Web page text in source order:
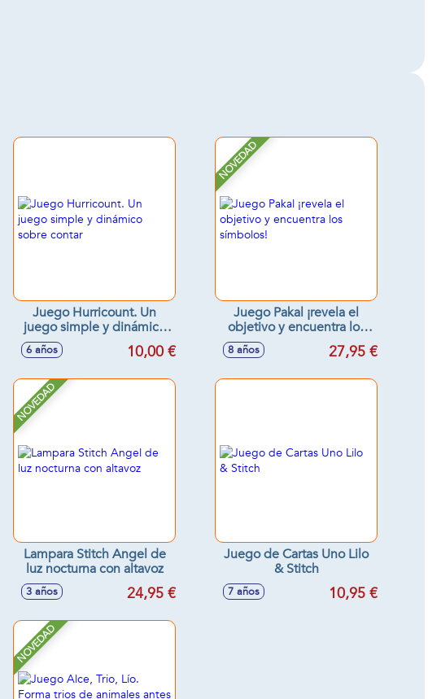
Juego Hurricount. Un
juego simple y dinámico
sobre contar
6 años 10,00 €
NOVEDAD
Juego Pakal ¡revela el
objetivo y encuentra los
8 años 27,95 €
NOVEDAD
Lampara Stitch Angel de
luz nocturna con altavoz
3 años 24,95 €
Juego de Cartas Uno Lilo
& Stitch
7 años 10,95 €
NOVEDAD